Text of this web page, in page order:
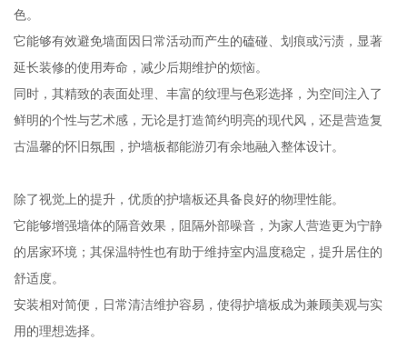
色。
它能够有效避免墙面因日常活动而产生的磕碰、划痕或污渍，显著
延长装修的使用寿命，减少后期维护的烦恼。
同时，其精致的表面处理、丰富的纹理与色彩选择，为空间注入了
鲜明的个性与艺术感，无论是打造简约明亮的现代风，还是营造复
古温馨的怀旧氛围，护墙板都能游刃有余地融入整体设计。
除了视觉上的提升，优质的护墙板还具备良好的物理性能。
它能够增强墙体的隔音效果，阻隔外部噪音，为家人营造更为宁静
的居家环境；其保温特性也有助于维持室内温度稳定，提升居住的
舒适度。
安装相对简便，日常清洁维护容易，使得护墙板成为兼顾美观与实
用的理想选择。